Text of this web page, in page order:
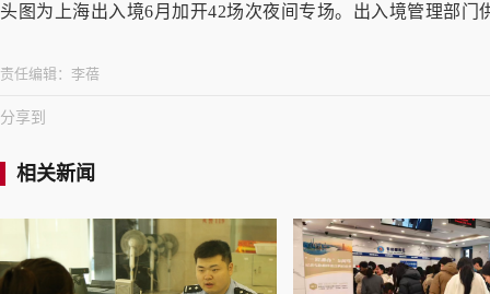
头图为上海出入境6月加开42场次夜间专场。出入境管理部门
责任编辑： 李蓓
分享到
相关新闻